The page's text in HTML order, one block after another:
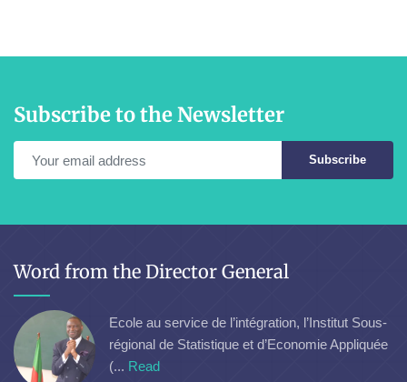
Subscribe to the Newsletter
Subscribe
Word from the Director General
Ecole au service de l’intégration, l’Institut Sous-
régional de Statistique et d’Economie Appliquée
(... Read